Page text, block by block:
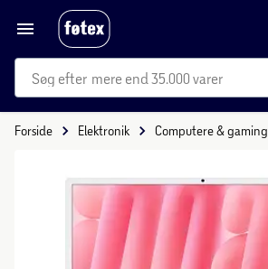
mere end 35.000 varer
Forside Elektronik Computere & gaming